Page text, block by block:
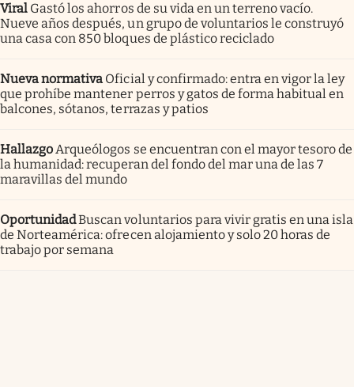
Viral Gastó los ahorros de su vida en un terreno vacío.
Nueve años después, un grupo de voluntarios le construyó
una casa con 850 bloques de plástico reciclado
Nueva normativa Oficial y confirmado: entra en vigor la ley
que prohíbe mantener perros y gatos de forma habitual en
balcones, sótanos, terrazas y patios
HallazgoArqueólogos se encuentran con el mayor tesoro de
la humanidad: recuperan del fondo del mar una de las 7
maravillas del mundo
OportunidadBuscan voluntarios para vivir gratis en una isla
de Norteamérica: ofrecen alojamiento y solo 20 horas de
trabajo por semana